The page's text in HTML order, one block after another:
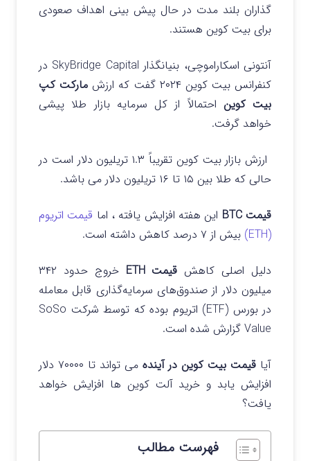
گذاران بلند مدت در حال پیش بینی اهداف صعودی
برای بیت کوین هستند.
آنتونی اسکاراموچی، بنیانگذار SkyBridge Capital در
کنفرانس بیت کوین ۲۰۲۴ گفت که ارزش
مارکت کپ
بیت کوین احتمالاً از کل سرمایه بازار طلا پیشی
خواهد گرفت.
ارزش بازار بیت کوین تقریباً ۱.۳ تریلیون دلار است در
حالی که طلا بین ۱۵ تا ۱۶ تریلیون دلار می باشد.
قیمت BTC این هفته افزایش یافته ، اما قیمت اتریوم
(ETH)
بیش از ۷ درصد کاهش داشته است.
دلیل اصلی کاهش قیمت ETH
خروج حدود ۳۴۲
میلیون دلار از صندوق‌های سرمایه‌گذاری قابل معامله
در بورس (ETF) اتریوم بوده که توسط شرکت SoSo
Value گزارش شده است.
آیا قیمت بیت کوین در آینده
می تواند تا ۷۰۰۰۰ دلار
افزایش یابد و خرید آلت کوین ها افزایش خواهد
یافت؟
فهرست مطالب